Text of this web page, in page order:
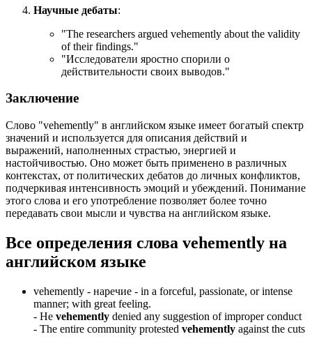
Научные дебаты:
"The researchers argued vehemently about the validity
of their findings."
"Исследователи яростно спорили о
действительности своих выводов."
Заключение
Слово "vehemently" в английском языке имеет богатый спектр
значений и используется для описания действий и
выражений, наполненных страстью, энергией и
настойчивостью. Оно может быть применено в различных
контекстах, от политических дебатов до личных конфликтов,
подчеркивая интенсивность эмоций и убеждений. Понимание
этого слова и его употребление позволяет более точно
передавать свои мысли и чувства на английском языке.
Все определения слова vehemently на
английском языке
vehemently - наречие - in a forceful, passionate, or intense
manner; with great feeling.
- He vehemently denied any suggestion of improper conduct
- The entire community protested vehemently against the cuts